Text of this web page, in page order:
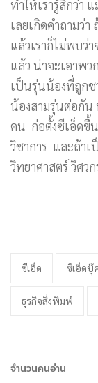
ทำให้เรารู้สึกว่า
เลยเกิดคำถามว่
แล้วเราก็ไม่พบว่
แล้ว น่าจะเอาพ
เป็นรุ่นน้องที่ถูกช
น้องสามรุ่นต่อกัน
คน ก่อตั้งซีเอ็ดขึ้น
วิชาการ และถ้า
วิทยาศาสตร์ วิศว
ซีเอ็ด ซีเอ็ดบุ๊
ธุรกิจสิ่งพิมพ์
จำนวนคนอ่าน